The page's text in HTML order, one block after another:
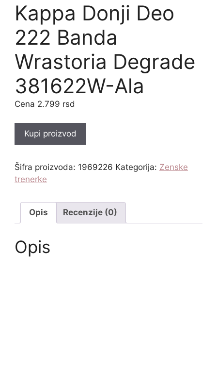
Kappa Donji Deo
222 Banda
Wrastoria Degrade
381622W-Ala
2.799 rsd
Kupi proizvod
Šifra proizvoda: 1969226 Kategorija: Zenske
trenerke
Opis Recenzije (0)
Opis